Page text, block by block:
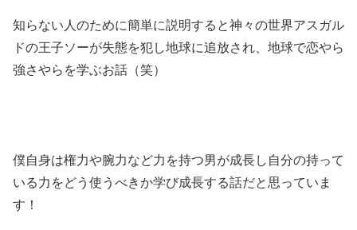
知らない人のために簡単に説明すると神々の世界アスガル
ドの王子ソーが失態を犯し地球に追放され、地球で恋やら
強さやらを学ぶお話（笑）
僕自身は権力や腕力など力を持つ男が成長し自分の持って
いる力をどう使うべきか学び成長する話だと思っていま
す！